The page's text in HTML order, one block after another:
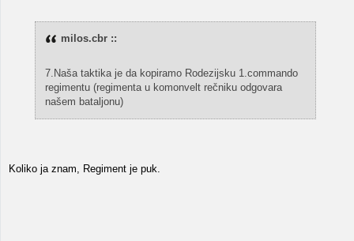
milos.cbr ::
7.Naša taktika je da kopiramo Rodezijsku 1.commando
regimentu (regimenta u komonvelt rečniku odgovara
našem bataljonu)
Koliko ja znam, Regiment je puk.